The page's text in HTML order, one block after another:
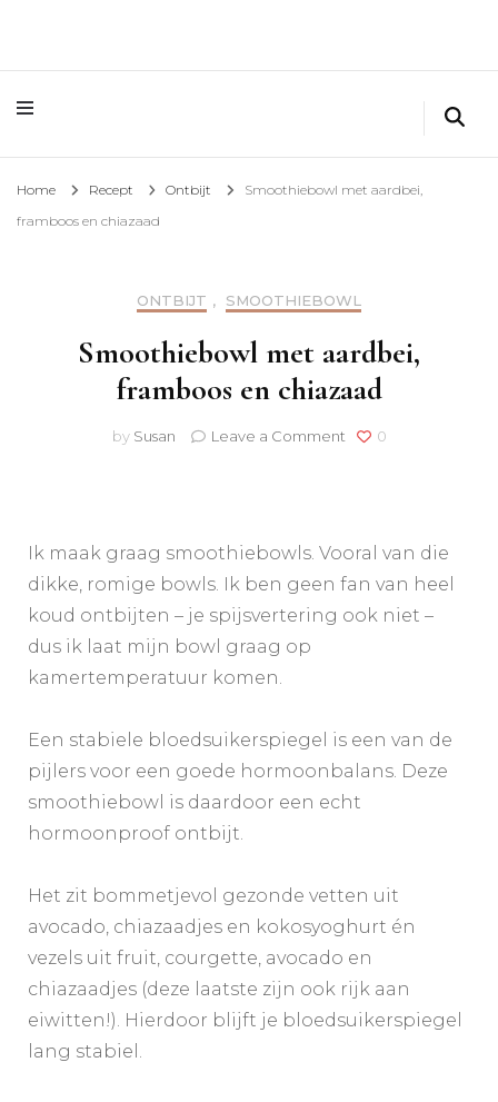
Home Recept Ontbijt
Smoothiebowl met aardbei,
framboos en chiazaad
ONTBIJT , SMOOTHIEBOWL
Smoothiebowl met aardbei,
framboos en chiazaad
by Susan Leave a Commenton
en
0
Ik maak graag smoothiebowls. Vooral van die
dikke, romige bowls. Ik ben geen fan van heel
koud ontbijten – je spijsvertering ook niet –
dus ik laat mijn bowl graag op
kamertemperatuur komen. ​​​​​​​​
Een stabiele bloedsuikerspiegel is een van de
pijlers voor een goede hormoonbalans. Deze
smoothiebowl is daardoor een echt
hormoonproof ontbijt. ​​​​​​​​
Het zit bommetjevol gezonde vetten uit
avocado, chiazaadjes en kokosyoghurt én
vezels uit fruit, courgette, avocado en
chiazaadjes (deze laatste zijn ook rijk aan
eiwitten!). Hierdoor blijft je bloedsuikerspiegel
lang stabiel. ​​​​​​​​